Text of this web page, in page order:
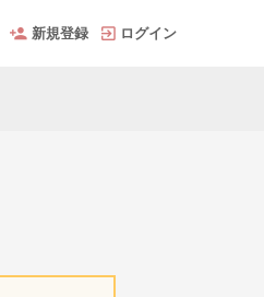
新規登録 ログイン